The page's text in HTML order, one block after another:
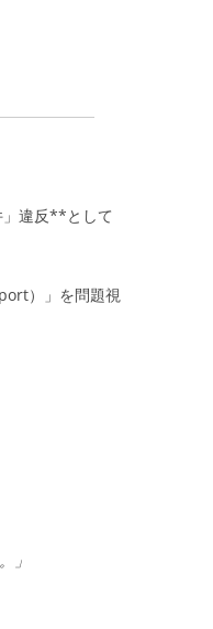
違反**として
）」を問題視
」